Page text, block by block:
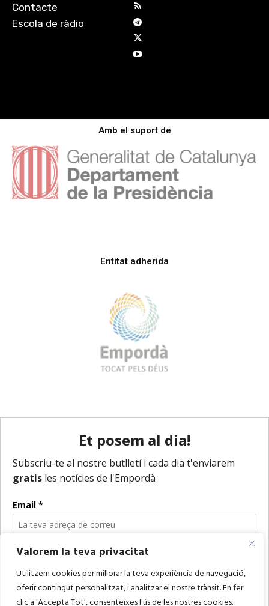
Valorem la teva privacitat
Utilitzem cookies per millorar la teva experiència de navegació,
oferir contingut personalitzat, i analitzar el nostre trànsit. En fer
clic a 'Accepta Tot', consenteixes l'ús de les nostres cookies.
Contacte
Escola de ràdio
Amb el suport de
Entitat adherida